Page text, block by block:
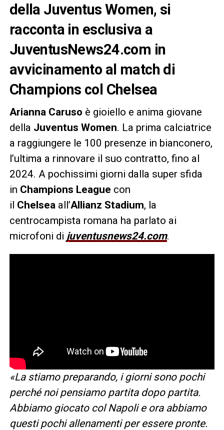
della Juventus Women, si
racconta in esclusiva a
JuventusNews24.com in
avvicinamento al match di
Champions col Chelsea
Arianna Caruso è gioiello e anima giovane
della Juventus Women. La prima calciatrice
a raggiungere le 100 presenze in bianconero,
l’ultima a rinnovare il suo contratto, fino al
2024. A pochissimi giorni dalla super sfida
in Champions League con
il Chelsea all’Allianz Stadium, la
centrocampista romana ha parlato ai
microfoni di juventusnews24.com.
«La stiamo preparando, i giorni sono pochi
perché noi pensiamo partita dopo partita.
Abbiamo giocato col Napoli e ora abbiamo
questi pochi allenamenti per essere pronte.